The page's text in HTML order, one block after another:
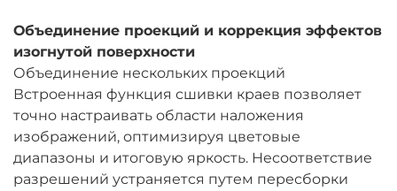
Объединение проекций и коррекция эффектов
изогнутой поверхности
Объединение нескольких проекций
Встроенная функция сшивки краев позволяет
точно настраивать области наложения
изображений, оптимизируя цветовые
диапазоны и итоговую яркость. Несоответствие
разрешений устраняется путем пересборки